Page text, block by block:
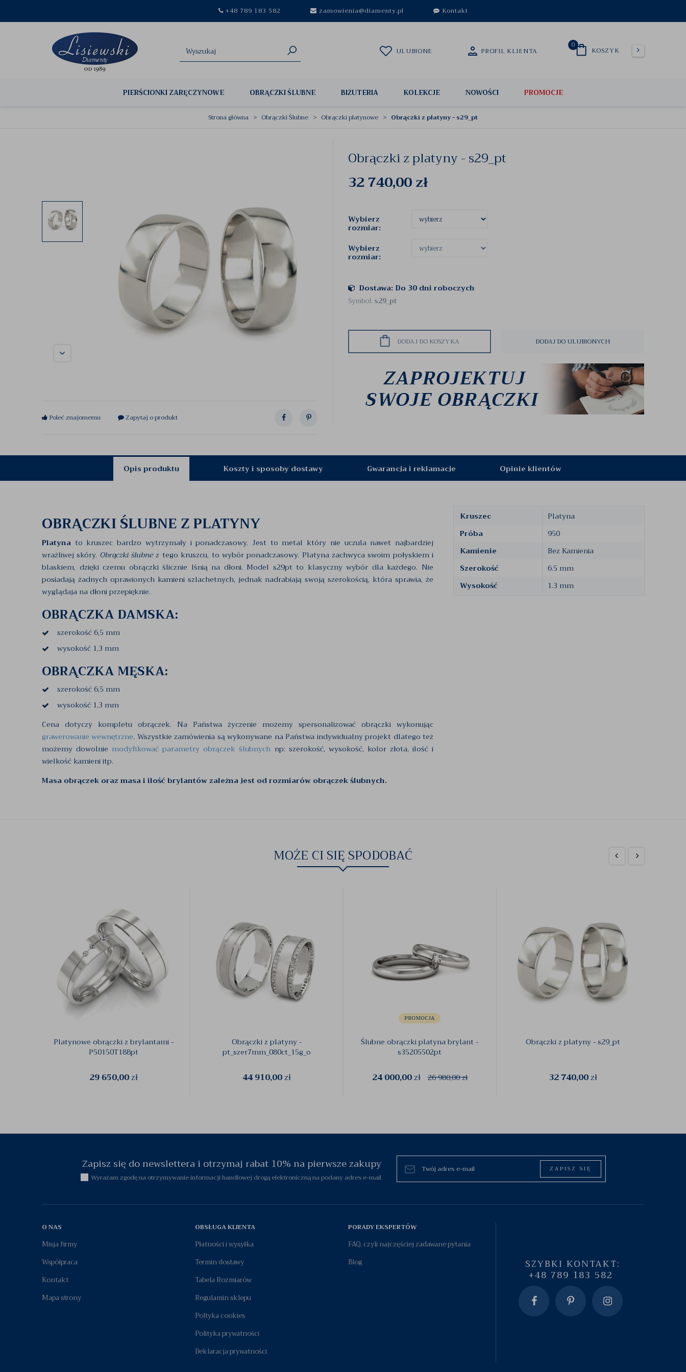
+48 789 183 582 zamowienia@diamenty.pl Kontakt
0
KOSZYK
ULUBIONE PROFIL KLIENTA
PIERŚCIONKI ZARĘCZYNOWE OBRĄCZKI ŚLUBNE BIŻUTERIA KOLEKCJE NOWOŚCI PROMOCJE
Strona główna Obrączki Ślubne Obrączki platynowe Obrączki z platyny - s29_pt
Poleć znajomemu Zapytaj o produkt
Obrączki z platyny - s29_pt
32 740,00zł
Wybierz
rozmiar:
Wybierz
rozmiar:
Dostawa: Do 30 dni roboczych
Symbol: s29_pt
DODAJ DO KOSZYKA DODAJ DO ULUBIONYCH
Opis produktu Koszty i sposoby dostawy Gwarancja i reklamacje Opinie klientów
OBRĄCZKI ŚLUBNE Z PLATYNY
Platyna to kruszec bardzo wytrzymały i ponadczasowy. Jest to metal który nie uczula nawet najbardziej
wrażliwej skóry. Obrączki ślubnez tego kruszcu, to wybór ponadczasowy. Platyna zachwyca swoim połyskiem i
blaskiem, dzięki czemu obrączki ślicznie lśnią na dłoni. Model s29pt to klasyczny wybór dla każdego. Nie
posiadają żadnych oprawionych kamieni szlachetnych, jednak nadrabiają swoją szerokością, która sprawia, że
wyglądaja na dłoni przepięknie.
OBRĄCZKA DAMSKA:
szerokość 6,5 mm
wysokość 1,3 mm
OBRĄCZKA MĘSKA:
szerokość 6,5 mm
wysokość 1,3 mm
Cena dotyczy kompletu obrączek. Na Państwa życzenie możemy spersonalizować obrączki wykonując
grawerowanie wewnętrzne. Wszystkie zamówienia są wykonywane na Państwa indywidualny projekt dlatego też
możemy dowolnie modyfikować parametry obrączek ślubnych np: szerokość, wysokość, kolor złota, ilość i
wielkość kamieni itp.
Masa obrączek oraz masa i ilość brylantów zależna jest od rozmiarów obrączek ślubnych.
Kruszec
Platyna
Próba
950
Kamienie
Bez Kamienia
Szerokość
6.5 mm
Wysokość
1.3 mm
MOŻE CI SIĘ SPODOBAĆ
Platynowe obrączki z brylantami -
P50150T188pt
29 650,00zł
Obrączki z platyny -
pt_szer7mm_080ct_15g_o
44 910,00zł
Ślubne obrączki platyna brylant -
s35205502pt
24 000,00zł 26 980,00zł
Obrączki z platyny - s29_pt
32 740,00zł
Zapisz się do newslettera i otrzymaj rabat 10% na pierwsze zakupy
Wyrażam zgodę na otrzymywanie informacji handlowej drogą elektroniczną na podany adres e-mail
ZAPISZ SIĘ
O NAS
Misja firmy
Współpraca
Kontakt
Mapa strony
OBSŁUGA KLIENTA
Płatności i wysyłka
Termin dostawy
Tabela Rozmiarów
Regulamin sklepu
Poltyka cookies
Polityka prywatności
Deklaracja prywatności
PORADY EKSPERTÓW
FAQ, czyli najczęściej zadawane pytania
Blog
SZYBKI KONTAKT:
+48 789 183 582